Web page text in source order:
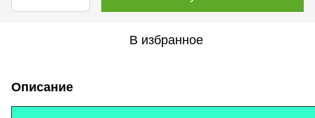
В избранное
Описание